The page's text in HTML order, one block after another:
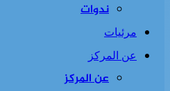
ندوات
مرئيات
عن المركز
عن المركز